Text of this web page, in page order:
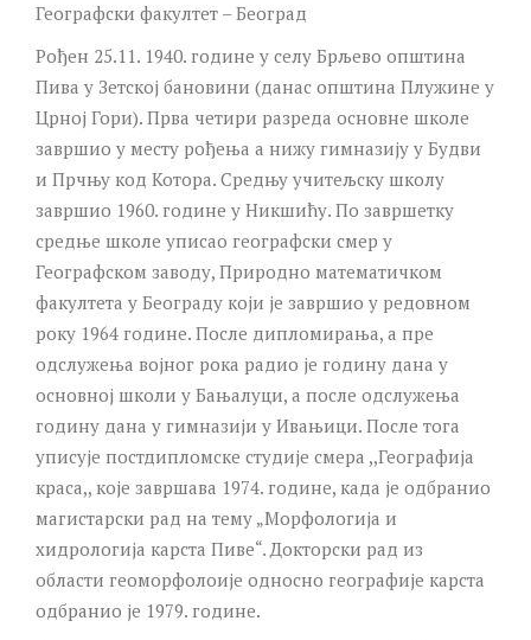
Географски факултет – Београд
Рођен 25.11. 1940. године у селу Брљево општина
Пива у Зетској бановини (данас општина Плужине у
Црној Гори). Прва четири разреда основне школе
завршио у месту рођења а нижу гимназију у Будви
и Прчњу код Котора. Средњу учитељску школу
завршио 1960. године у Никшићу. По завршетку
средње школе уписао географски смер у
Географском заводу, Природно математичком
факултета у Београду који је завршио у редовном
року 1964 године. После дипломирања, а пре
одслужења војног рока радио је годину дана у
основној школи у Бањалуци, а после одслужења
годину дана у гимназији у Ивањици. После тога
уписује постдипломске студије смера ,,Географија
краса,, које завршава 1974. године, када је одбранио
магистарски рад на тему „Морфологија и
хидрологија карста Пиве“. Докторски рад из
области геоморфолоије односно географије карста
одбранио је 1979. године.